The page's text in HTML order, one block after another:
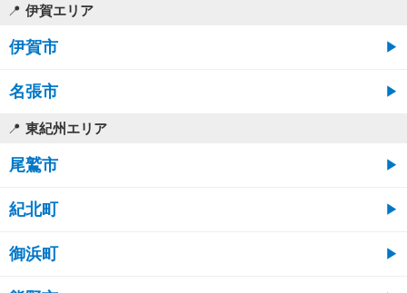
伊賀エリア
伊賀市
名張市
東紀州エリア
尾鷲市
紀北町
御浜町